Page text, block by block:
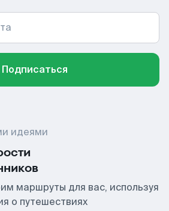
Подписаться
идеями
маршруты для вас, используя
о путешествиях